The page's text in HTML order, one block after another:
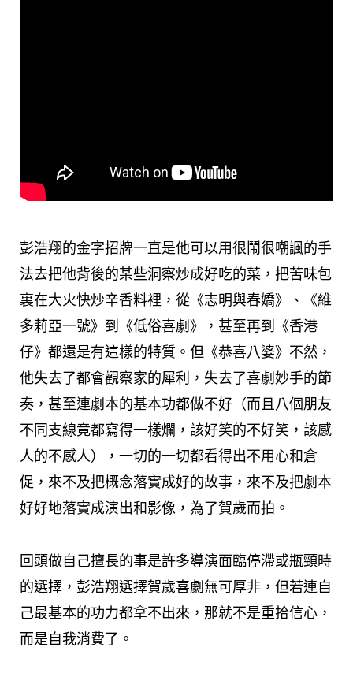
彭浩翔的金字招牌一直是他可以用很鬧很嘲諷的手
法去把他背後的某些洞察炒成好吃的菜，把苦味包
裏在大火快炒辛香料裡，從《志明與春嬌》、《維
多莉亞一號》到《低俗喜劇》，甚至再到《香港
仔》都還是有這樣的特質。但《恭喜八婆》不然，
他失去了都會觀察家的犀利，失去了喜劇妙手的節
奏，甚至連劇本的基本功都做不好（而且八個朋友
不同支線竟都寫得一樣爛，該好笑的不好笑，該感
人的不感人），一切的一切都看得出不用心和倉
促，來不及把概念落實成好的故事，來不及把劇本
好好地落實成演出和影像，為了賀歲而拍。
回頭做自己擅長的事是許多導演面臨停滯或瓶頸時
的選擇，彭浩翔選擇賀歲喜劇無可厚非，但若連自
己最基本的功力都拿不出來，那就不是重拾信心，
而是自我消費了。